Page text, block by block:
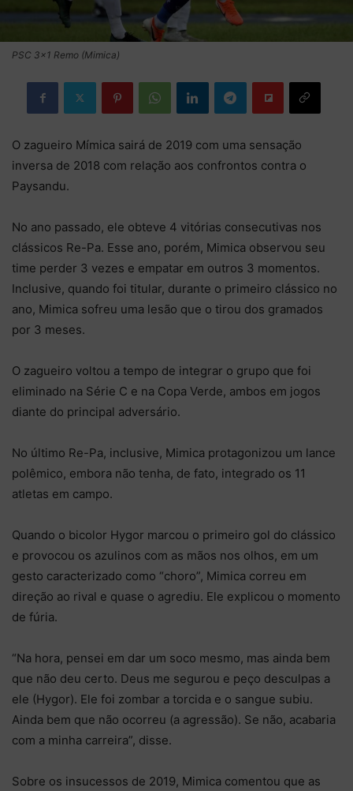
PSC 3x1 Remo (Mimica)
O zagueiro Mímica sairá de 2019 com uma sensação
inversa de 2018 com relação aos confrontos contra o
Paysandu.
No ano passado, ele obteve 4 vitórias consecutivas nos
clássicos Re-Pa. Esse ano, porém, Mimica observou seu
time perder 3 vezes e empatar em outros 3 momentos.
Inclusive, quando foi titular, durante o primeiro clássico no
ano, Mimica sofreu uma lesão que o tirou dos gramados
por 3 meses.
O zagueiro voltou a tempo de integrar o grupo que foi
eliminado na Série C e na Copa Verde, ambos em jogos
diante do principal adversário.
No último Re-Pa, inclusive, Mimica protagonizou um lance
polêmico, embora não tenha, de fato, integrado os 11
atletas em campo.
Quando o bicolor Hygor marcou o primeiro gol do clássico
e provocou os azulinos com as mãos nos olhos, em um
gesto caracterizado como “choro”, Mimica correu em
direção ao rival e quase o agrediu. Ele explicou o momento
de fúria.
“Na hora, pensei em dar um soco mesmo, mas ainda bem
que não deu certo. Deus me segurou e peço desculpas a
ele (Hygor). Ele foi zombar a torcida e o sangue subiu.
Ainda bem que não ocorreu (a agressão). Se não, acabaria
com a minha carreira”, disse.
Sobre os insucessos de 2019, Mimica comentou que as